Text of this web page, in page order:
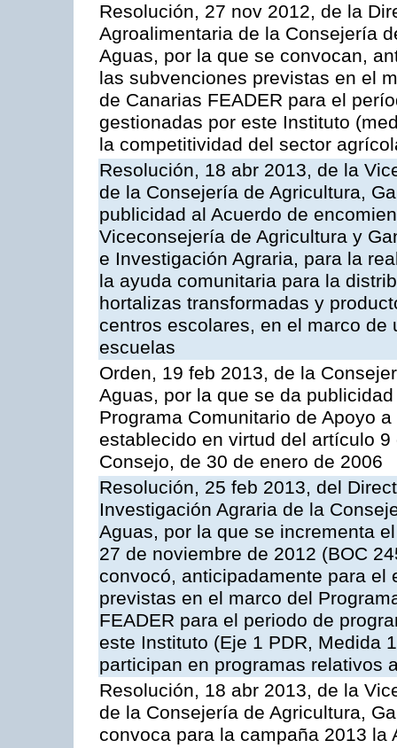
Resolución, 27 nov 2012, de la
Agroalimentaria de la Consejería
Aguas, por la que se convocan,
las subvenciones previstas en el
de Canarias FEADER para el
gestionadas por este Instituto
la competitividad del sector
Resolución, 18 abr 2013, de la
de la Consejería de Agricultura,
publicidad al Acuerdo de
Viceconsejería de Agricultura y
e Investigación Agraria, para la
la ayuda comunitaria para la
hortalizas transformadas y
centros escolares, en el marco
escuelas
Orden, 19 feb 2013, de la
Aguas, por la que se da
Programa Comunitario de Apoyo
establecido en virtud del artículo
Consejo, de 30 de enero de 2006
Resolución, 25 feb 2013, del
Investigación Agraria de la
Aguas, por la que se incrementa
27 de noviembre de 2012 (BOC
convocó, anticipadamente para
previstas en el marco del
FEADER para el periodo de
este Instituto (Eje 1 PDR, Medida
participan en programas relativos
Resolución, 18 abr 2013, de la
de la Consejería de Agricultura,
convoca para la campaña 2013